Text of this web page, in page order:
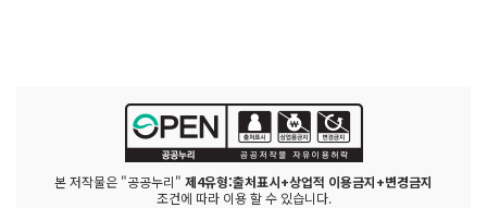
본 저작물은 "공공누리" 제4유형:출처표시+상업적 이용금지+변경금지
조건에 따라 이용 할 수 있습니다.